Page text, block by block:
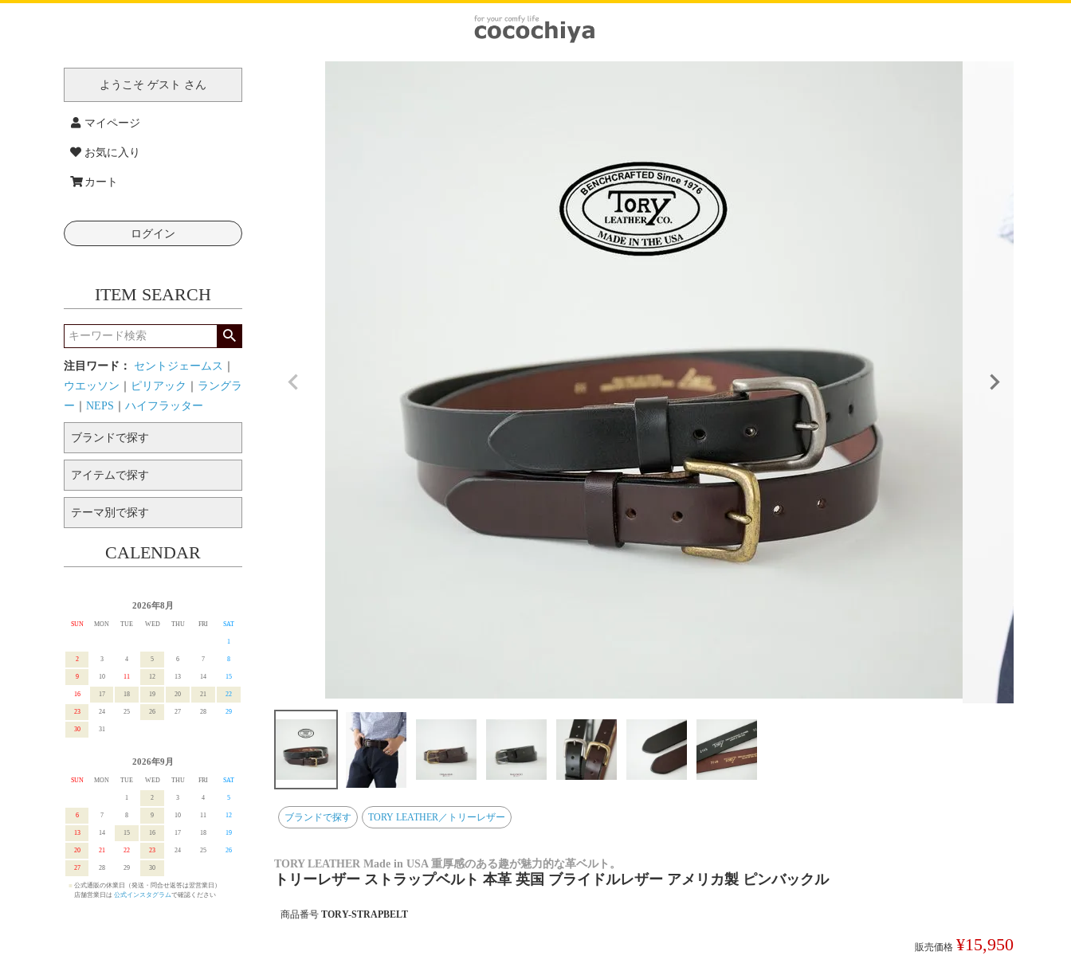
ようこそ ゲスト さん
マイページ
お気に入り
カート
ログイン
ITEM SEARCH
注目ワード： セントジェームス ｜
ウエッソン ｜ ピリアック ｜ ラングラ
ー ｜ NEPS ｜ ハイフラッター
ブランドで探す
アイテムで探す
テーマ別で探す
CALENDAR
2026年8月
SUN MON TUE WED THU FRI SAT
1
2 3 4 5 6 7 8
9 10 11 12 13 14 15
16 17 18 19 20 21 22
23 24 25 26 27 28 29
30 31
2026年9月
SUN MON TUE WED THU FRI SAT
1 2 3 4 5
6 7 8 9 10 11 12
13 14 15 16 17 18 19
20 21 22 23 24 25 26
27 28 29 30
■ 公式通販の休業日（発送・問合せ返答は翌営業日）
店舗営業日は 公式インスタグラムで確認ください
ブランドで探す TORY LEATHER／トリーレザー
TORY LEATHER Made in USA 重厚感のある趣が魅力的な革ベルト。
トリーレザー ストラップベルト 本革 英国 ブライドルレザー アメリカ製 ピンバックル
商品番号 TORY-STRAPBELT
販売価格 ¥15,950